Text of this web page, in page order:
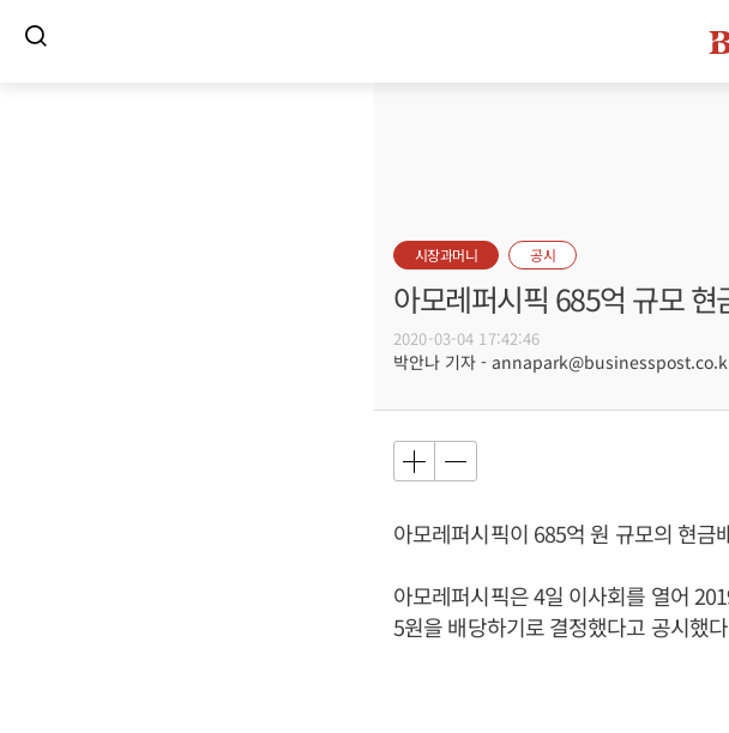
시장과머니 공시
아모레퍼시픽 685억 규모
2020-03-04 17:42:46
박안나 기자 -
아모레퍼시픽이 685억 원 규모의 현금
아모레퍼시픽은 4일 이사회를 열어
5원을 배당하기로 결정했다고 공시했